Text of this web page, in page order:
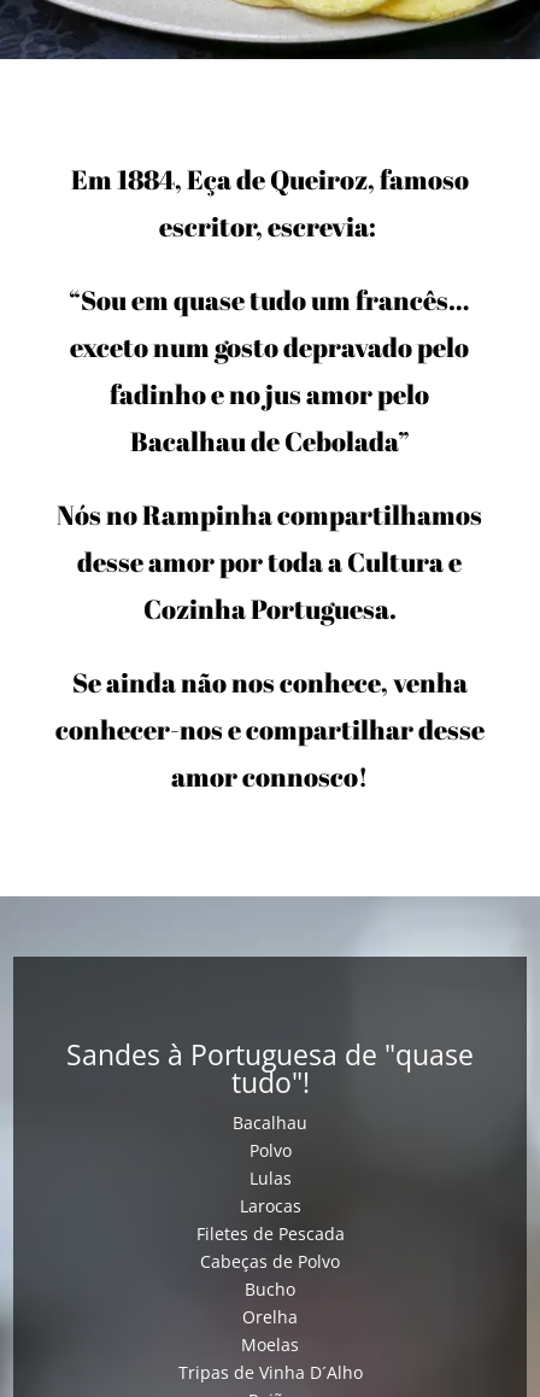
Em 1884, Eça de Queiroz, famoso
escritor, escrevia:
“Sou em quase tudo um francês…
exceto num gosto depravado pelo
fadinho e no jus amor pelo
Bacalhau de Cebolada”
Nós no Rampinha compartilhamos
desse amor por toda a Cultura e
Cozinha Portuguesa.
Se ainda não nos conhece, venha
conhecer-nos e compartilhar desse
amor connosco!
Sandes à Portuguesa de "quase
tudo"!
Bacalhau
Polvo
Lulas
Larocas
Filetes de Pescada
Cabeças de Polvo
Bucho
Orelha
Moelas
Tripas de Vinha D´Alho